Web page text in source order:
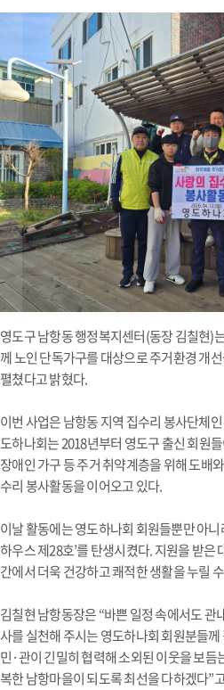
‹
영도구 남항동 행정복지센터(동장 김칠현)
께 노인 단독가구를 대상으로 주거환경 개
펼쳤다고 밝혔다.
이번 사업은 남항동 지역 집수리 봉사단체
도하나회는 2018년부터 영도구 출신 회원
장애인 가구 등 주거 취약계층을 위해 도배
수리 봉사활동을 이어오고 있다.
이날 활동에는 영도하나회 회원들뿐만 아
하우스 제28호’를 탄생시켰다. 지원을 받은
간에서 더욱 건강하고 쾌적한 생활을 누릴
김칠현 남항동장은 “바쁜 일정 속에서도 관
사를 실천해 주시는 영도하나회 회원분들
민·관이 긴밀히 협력해 소외된 이웃을 보듬
복한 남항마을이 되도록 최선을 다하겠다”